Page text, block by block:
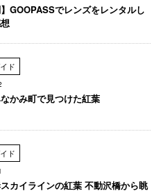
】GOOPASSでレンズをレンタルし
ド
かみ町で見つけた紅葉
ド
カイラインの紅葉 不動沢橋から眺